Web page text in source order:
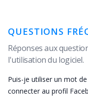
QUESTIONS
Réponses aux
l'utilisation du logiciel.
Puis-je utiliser un mot
connecter au profil